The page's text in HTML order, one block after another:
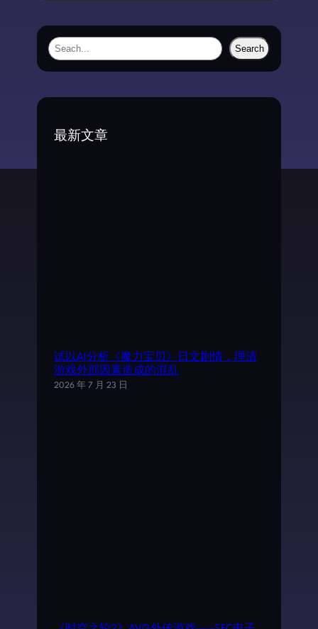
S
Search
最新文章
试以AI分析《魔力宝贝》日文剧情，理清
游戏外部因素造成的混乱
2026 年 7 月 23 日